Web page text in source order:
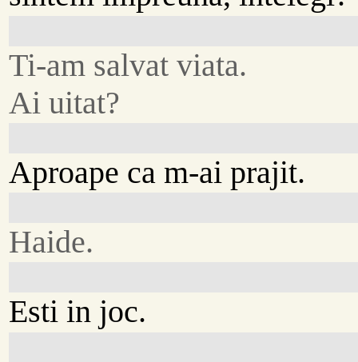
Ti-am salvat viata.
Ai uitat?
Aproape ca m-ai prajit.
Haide.
Esti in joc.